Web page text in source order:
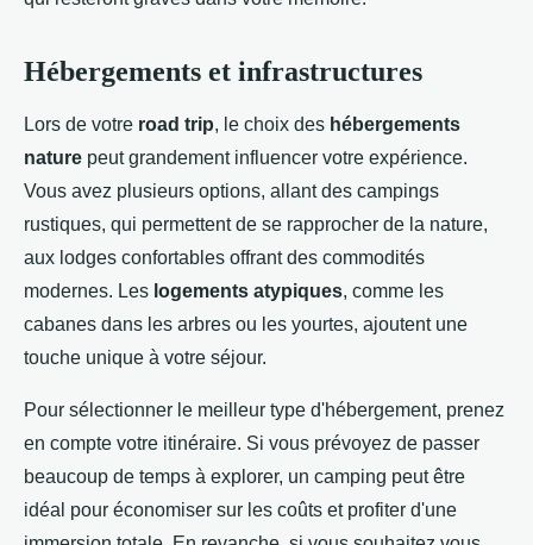
Hébergements et infrastructures
Lors de votre road trip, le choix des hébergements
nature peut grandement influencer votre expérience.
Vous avez plusieurs options, allant des campings
rustiques, qui permettent de se rapprocher de la nature,
aux lodges confortables offrant des commodités
modernes. Les logements atypiques, comme les
cabanes dans les arbres ou les yourtes, ajoutent une
touche unique à votre séjour.
Pour sélectionner le meilleur type d'hébergement, prenez
en compte votre itinéraire. Si vous prévoyez de passer
beaucoup de temps à explorer, un camping peut être
idéal pour économiser sur les coûts et profiter d'une